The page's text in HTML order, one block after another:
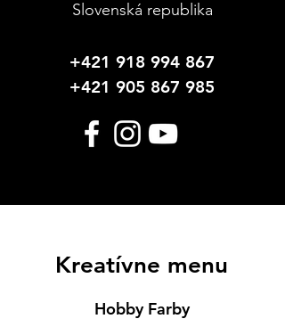
Slovenská republika
+421 918 994 867
+421 905 867 985
Kreatívne menu
Hobby Farby